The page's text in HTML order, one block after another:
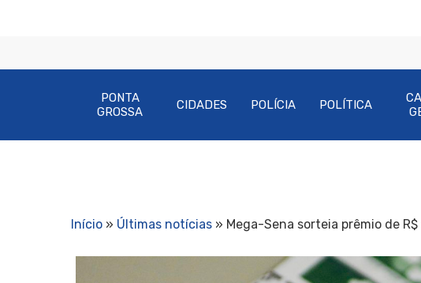
PONTA
GROSSA
CIDADES POLÍCIA POLÍTICA
Início » Últimas notícias » Mega-Sena sorteia prêmio de